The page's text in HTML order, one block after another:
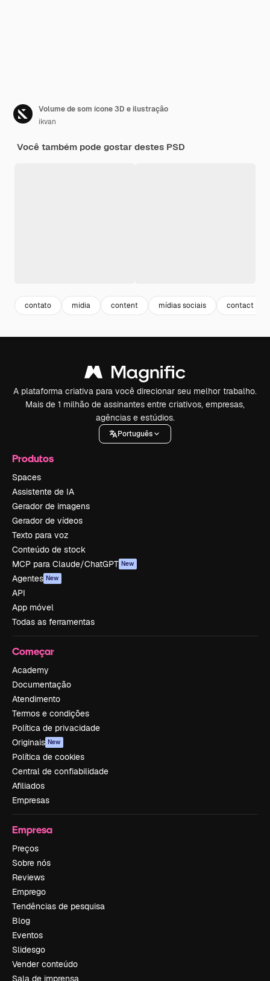
Volume de som ícone 3D e ilustração
ikvan
Você também pode gostar destes PSD
contato midia content mídias sociais contact
A plataforma criativa para você direcionar seu melhor trabalho.
Mais de 1 milhão de assinantes entre criativos, empresas,
agências e estúdios.
Português
Produtos
Spaces
Assistente de IA
Gerador de imagens
Gerador de vídeos
Texto para voz
Conteúdo de stock
MCP para Claude/ChatGPT New
Agentes New
API
App móvel
Todas as ferramentas
Começar
Academy
Documentação
Atendimento
Termos e condições
Política de privacidade
Originais New
Política de cookies
Central de confiabilidade
Afiliados
Empresas
Empresa
Preços
Sobre nós
Reviews
Emprego
Tendências de pesquisa
Blog
Eventos
Slidesgo
Vender conteúdo
Sala de imprensa